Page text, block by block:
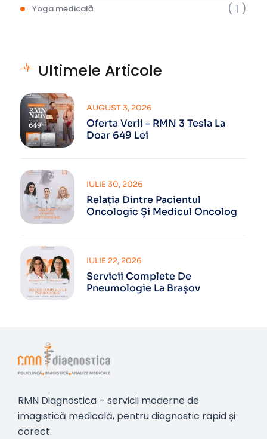
Yoga medicală ( 1 )
Ultimele Articole
Oferta Verii – RMN 3 Tesla La
Doar 649 Lei
AUGUST 3, 2026
Relația Dintre Pacientul
Oncologic Și Medicul Oncolog
IULIE 30, 2026
Servicii Complete De
Pneumologie La Brașov
IULIE 22, 2026
RMN Diagnostica – servicii moderne de
imagistică medicală, pentru diagnostic rapid și
corect.